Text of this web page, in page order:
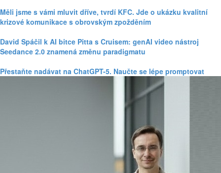
Měli jsme s vámi mluvit dříve, tvrdí KFC. Jde o ukázku kvalitní
krizové komunikace s obrovským zpožděním
David Spáčil k AI bitce Pitta s Cruisem: genAI video nástroj
Seedance 2.0 znamená změnu paradigmatu
Přestaňte nadávat na ChatGPT-5. Naučte se lépe promptovat